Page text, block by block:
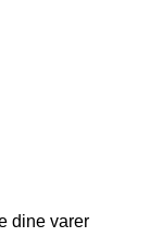
dine varer